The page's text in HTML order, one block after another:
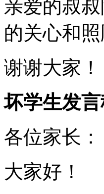
亲爱的叔
的关心和
谢谢大家！
坏学生发
各位家长：
大家好！